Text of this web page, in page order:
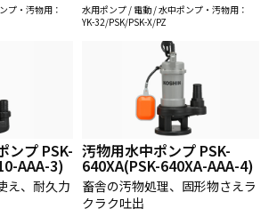
プ・汚物用：
水用ポンプ / 電動 / 水中ポンプ・汚物用：
YK-32/PSK/PSK-X/PZ
ンプ PSK-
AAA-3)
え、耐久力
汚物用水中ポンプ PSK-
640XA(PSK-640XA-AAA-4)
畜舎の汚物処理、固形物さえラ
クラク吐出